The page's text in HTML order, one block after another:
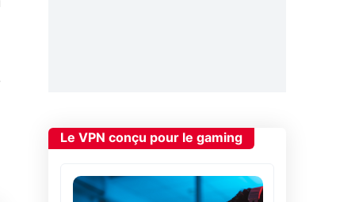
Le VPN conçu pour le gaming